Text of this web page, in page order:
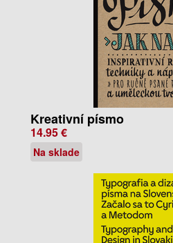
Kreativní písmo
14.95 €
Na sklade